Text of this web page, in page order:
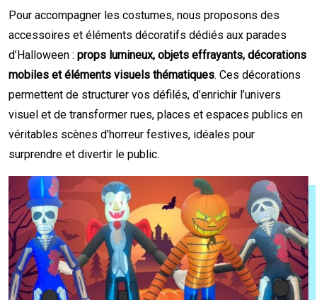
Pour accompagner les costumes, nous proposons des
accessoires et éléments décoratifs dédiés aux parades
d’Halloween : props lumineux, objets effrayants, décorations
mobiles et éléments visuels thématiques. Ces décorations
permettent de structurer vos défilés, d’enrichir l’univers
visuel et de transformer rues, places et espaces publics en
véritables scènes d’horreur festives, idéales pour
surprendre et divertir le public.